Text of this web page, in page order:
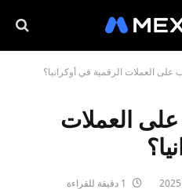
العملات الرقمية في أوكرانيا؟
العملات